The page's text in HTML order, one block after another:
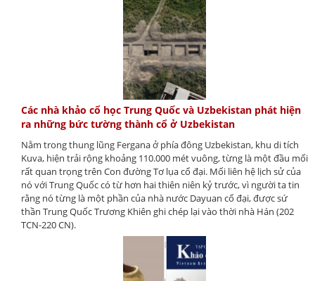
Các nhà khảo cổ học Trung Quốc và Uzbekistan phát hiện
ra những bức tường thành cổ ở Uzbekistan
Nằm trong thung lũng Fergana ở phía đông Uzbekistan, khu di tích
Kuva, hiện trải rộng khoảng 110.000 mét vuông, từng là một đầu mối
rất quan trọng trên Con đường Tơ lụa cổ đại. Mối liên hệ lịch sử của
nó với Trung Quốc có từ hơn hai thiên niên kỷ trước, vì người ta tin
rằng nó từng là một phần của nhà nước Dayuan cổ đại, được sứ
thần Trung Quốc Trương Khiên ghi chép lại vào thời nhà Hán (202
TCN-220 CN).